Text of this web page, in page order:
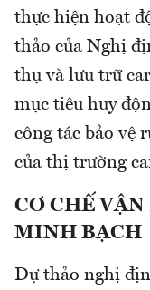
thực hiện hoạt
thảo của Nghị
thụ và lưu trữ
mục tiêu huy
công tác bảo vệ
của thị trường
CƠ CHẾ
MINH BẠCH
Dự thảo nghị